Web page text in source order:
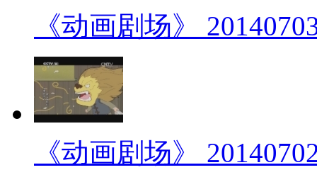
《动画剧场》
《动画剧场》